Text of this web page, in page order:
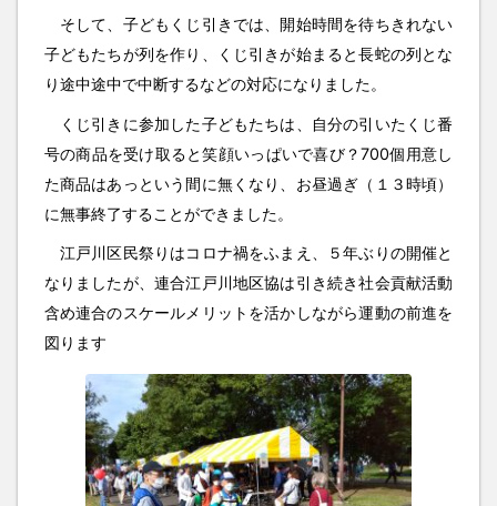
そして、子どもくじ引きでは、開始時間を待ちきれない
子どもたちが列を作り、くじ引きが始まると長蛇の列とな
り途中途中で中断するなどの対応になりました。
くじ引きに参加した子どもたちは、自分の引いたくじ番
号の商品を受け取ると笑顔いっぱいで喜び？700個用意し
た商品はあっという間に無くなり、お昼過ぎ（１３時頃）
に無事終了することができました。
江戸川区民祭りはコロナ禍をふまえ、５年ぶりの開催と
なりましたが、連合江戸川地区協は引き続き社会貢献活動
含め連合のスケールメリットを活かしながら運動の前進を
図ります